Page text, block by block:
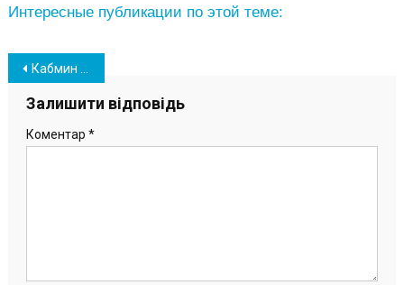
Интересные публикации по этой теме:
Навігація
записів
Кабмин разрешил проводить массовые мероприятия, но с условиями
Залишити відповідь
Коментар *